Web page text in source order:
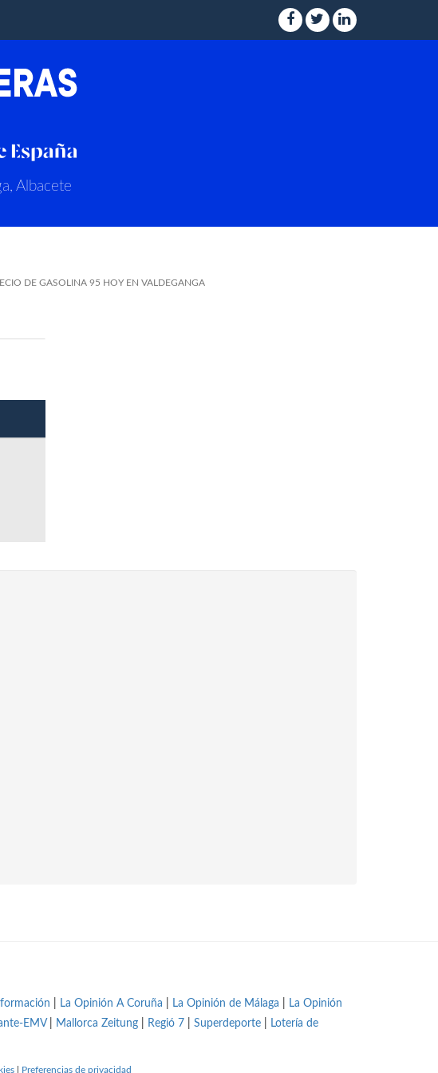
Albacete
DE GASOLINA 95 HOY EN VALDEGANGA
La Opinión A Coruña La Opinión de Málaga
La Opinión
EMV| Mallorca Zeitung Regió 7 Superdeporte
Lotería de
Preferencias de privacidad